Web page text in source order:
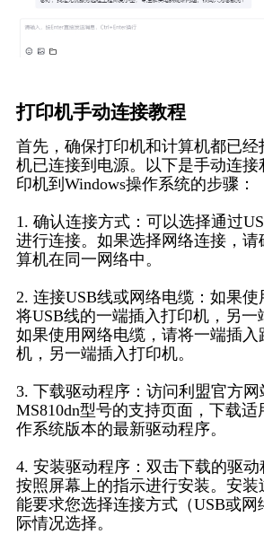
打印机手动连接教程
首先，确保打印机和计算机都已经
机已连接到电源。以下是手动连接
印机到Windows操作系统的步骤：
1. 确认连接方式：可以选择通过
进行连接。如果选择网络连接，
算机在同一网络中。
2. 连接USB线或网络电缆：如果使
将USB线的一端插入打印机，另一
如果使用网络电缆，请将一端插入
机，另一端插入打印机。
3. 下载驱动程序：访问利盟官方网
MS810dn型号的支持页面，下载适
作系统版本的最新驱动程序。
4. 安装驱动程序：双击下载的驱动
按照屏幕上的指示进行安装。安
能要求您选择连接方式（USB或网
际情况选择。